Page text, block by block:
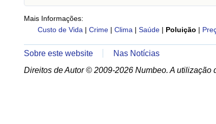
Mais Informações:
Custo de Vida | Crime | Clima | Saúde | Poluição |
Sobre este website
Nas Notícias
Direitos de Autor © 2009-2026 Numbeo. A utilização